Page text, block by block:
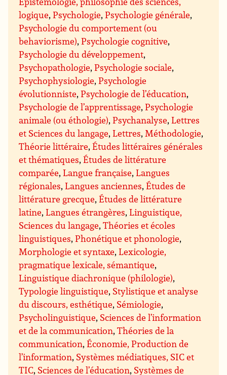
logique,Psychologie,Psychologie générale,
Psychologie du comportement (ou
behaviorisme),Psychologie cognitive,
Psychologie du développement,
Psychopathologie,Psychologie sociale,
Psychophysiologie,Psychologie
évolutionniste,Psychologie de l’éducation,
Psychologie de l’apprentissage,Psychologie
animale (ou éthologie),Psychanalyse,Lettres
et Sciences du langage,Lettres, Méthodologie,
Théorie littéraire,Études littéraires générales
et thématiques,Études de littérature
comparée,Langue française,Langues
régionales,Langues anciennes,Études de
littérature grecque,Études de littérature
latine,Langues étrangères,Linguistique,
Sciences du langage,Théories et écoles
linguistiques,Phonétique et phonologie,
Morphologie et syntaxe,Lexicologie,
pragmatique lexicale, sémantique,
Linguistique diachronique (philologie),
Typologie linguistique, Stylistique et analyse
du discours, esthétique, Sémiologie,
Psycholinguistique, Sciences de l’information
et de la communication,Théories de la
communication,Économie, Production de
l’information, Systèmes médiatiques, SIC et
TIC, Sciences de l’éducation, Systèmes de